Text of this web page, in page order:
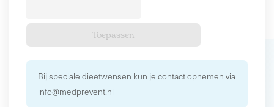
Bij speciale dieetwensen kun je contact opnemen via
info@medprevent.nl